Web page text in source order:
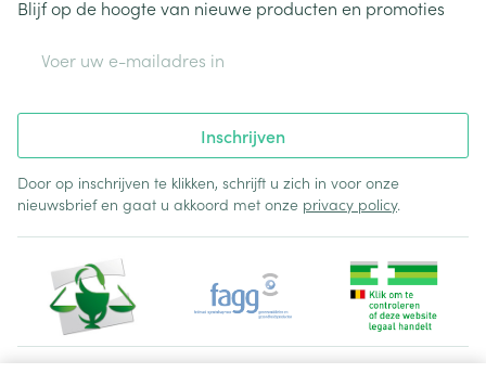
Blijf op de hoogte van nieuwe producten en promoties
Inschrijven
Door op inschrijven te klikken, schrijft u zich in voor onze
nieuwsbrief en gaat u akkoord met onze privacy policy.